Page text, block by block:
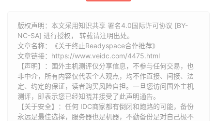
版权声明：本文采用知识共享 署名4.0国际许可协议 [BY-
NC-SA] 进行授权， 转载请注明出处。
文章名称：《关于终止Readyspace合作推荐》
文章链接： https://www.veidc.com/4475.html
【声明】：国外主机测评仅分享信息，不参与任何交易，也
非中介，所有内容仅代表个人观点，均不作直接、间接、法
定、约定的保证，读者购买风险自担。一旦您访问国外主机
测评，即表示您已经知晓并接受了此声明通告。
【关于安全】：任何 IDC商家都有倒闭和跑路的可能，备份
永远是最佳选择，服务器也是机器，不勤备份是对自己极不